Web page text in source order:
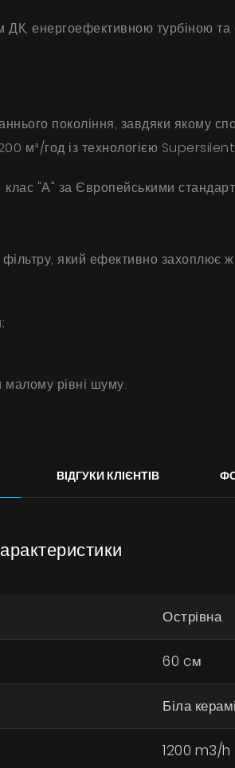
енергоефективною турбіною
покоління, завдяки якому
м³/год із технологією
"А" за Європейськими
який ефективно
рівні шуму.
ВІДГУКИ КЛІЄНТІВ
Острівна
60 cм
Біла
1200 m3/h